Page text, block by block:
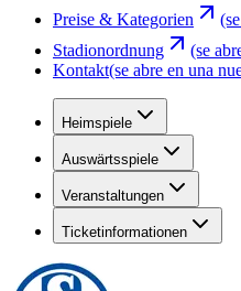
Preise & Kategorien
Stadionordnung
(se
Kontakt(se abre en una
Heimspiele
Auswärtsspiele
Veranstaltungen
Ticketinformationen